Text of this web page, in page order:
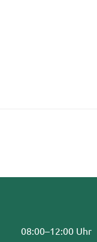
08:00–12:00 Uhr